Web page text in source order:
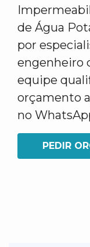
de Água
por
engenheiro
equipe
orçamento
no
PEDIR